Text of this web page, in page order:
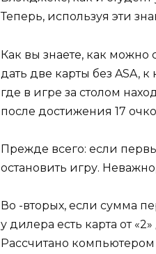
Теперь, используя эти
Как вы знаете, как можно
дать две карты без ASA,
где в игре за столом
после достижения 17
Прежде всего: если
остановить игру.
Во -вторых, если сумма
у дилера есть карта от
Рассчитано